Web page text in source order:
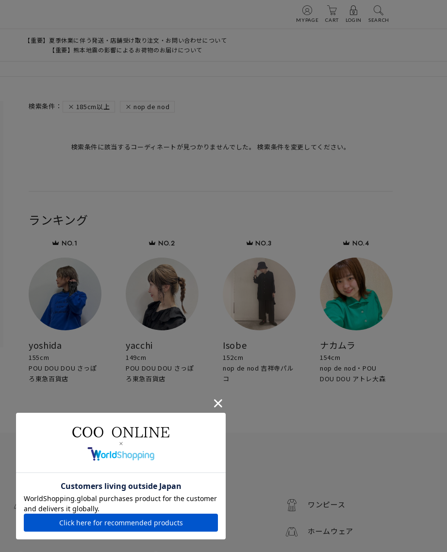
MYPAGE CART LOGIN SEARCH
【重要】夏季休業に伴う発送・店舗受け取り注文・お問い合わせについて
【重要】熊本地震の影響によるお荷物のお届けについて
185cm以上 nop de nod
検索条件に該当するコーディネートが見つかりませんでした。 検索条件を変更してください。
ランキング
yoshida
155cm
POU DOU DOU さっぽ
ろ東急百貨店
yacchi
149cm
POU DOU DOU さっぽ
ろ東急百貨店
Isobe
152cm
nop de nod 吉祥寺パル
コ
ナカムラ
154cm
nop de nod・POU
DOU DOU アトレ大森
ブラウス ニット ワンピース
パンツ アウター ホームウェア